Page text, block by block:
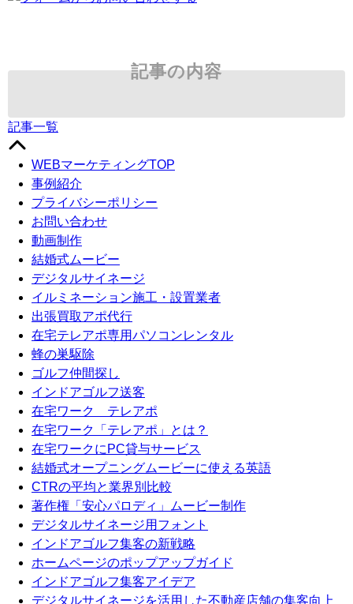
記事の内容
記事一覧
WEBマーケティングTOP
事例紹介
プライバシーポリシー
お問い合わせ
動画制作
結婚式ムービー
デジタルサイネージ
イルミネーション施工・設置業者
出張買取アポ代行
在宅テレアポ専用パソコンレンタル
蜂の巣駆除
ゴルフ仲間探し
インドアゴルフ送客
在宅ワーク テレアポ
在宅ワーク「テレアポ」とは？
在宅ワークにPC貸与サービス
結婚式オープニングムービーに使える英語
CTRの平均と業界別比較
著作権「安心パロディ」ムービー制作
デジタルサイネージ用フォント
インドアゴルフ集客の新戦略
ホームページのポップアップガイド
インドアゴルフ集客アイデア
デジタルサイネージを活用した不動産店舗の集客向上